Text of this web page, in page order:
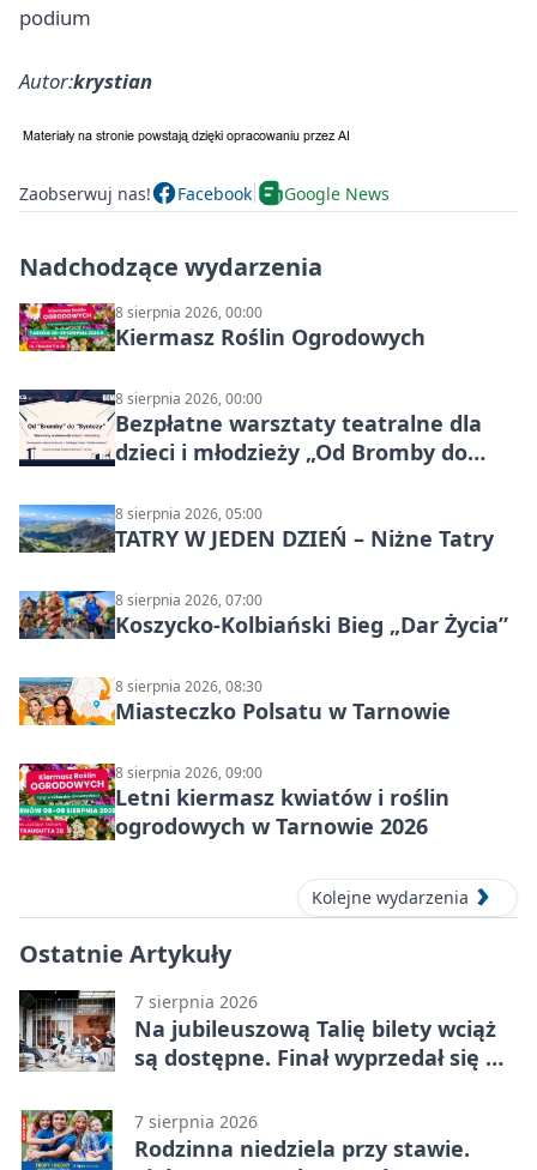
podium
Autor:krystian
Zaobserwuj nas! Facebook Google News
Nadchodzące wydarzenia
8 sierpnia 2026, 00:00
Kiermasz Roślin Ogrodowych
8 sierpnia 2026, 00:00
Bezpłatne warsztaty teatralne dla
dzieci i młodzieży „Od Bromby do
8 sierpnia 2026, 05:00
TATRY W JEDEN DZIEŃ – Niżne Tatry
8 sierpnia 2026, 07:00
Koszycko-Kolbiański Bieg „Dar Życia”
8 sierpnia 2026, 08:30
Miasteczko Polsatu w Tarnowie
8 sierpnia 2026, 09:00
Letni kiermasz kwiatów i roślin
ogrodowych w Tarnowie 2026
Kolejne wydarzenia
Ostatnie Artykuły
7 sierpnia 2026
Na jubileuszową Talię bilety wciąż
są dostępne. Finał wyprzedał się w
7 sierpnia 2026
Rodzinna niedziela przy stawie.